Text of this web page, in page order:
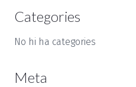
Categories
No hi ha categories
Meta